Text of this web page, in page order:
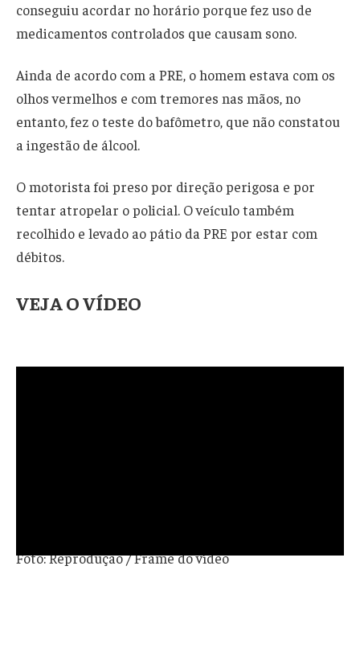
conseguiu acordar no horário porque fez uso de
medicamentos controlados que causam sono.
Ainda de acordo com a PRE, o homem estava com os
olhos vermelhos e com tremores nas mãos, no
entanto, fez o teste do bafômetro, que não constatou
a ingestão de álcool.
O motorista foi preso por direção perigosa e por
tentar atropelar o policial. O veículo também
recolhido e levado ao pátio da PRE por estar com
débitos.
VEJA O VÍDEO
Foto: Reprodução / Frame do vídeo